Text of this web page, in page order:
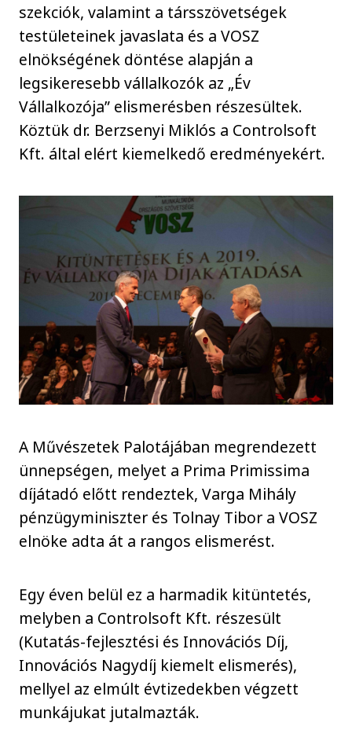
szekciók, valamint a társszövetségek
testületeinek javaslata és a VOSZ
elnökségének döntése alapján a
legsikeresebb vállalkozók az „Év
Vállalkozója” elismerésben részesültek.
Köztük dr. Berzsenyi Miklós a Controlsoft
Kft. által elért kiemelkedő eredményekért.
A Művészetek Palotájában megrendezett
ünnepségen, melyet a Prima Primissima
díjátadó előtt rendeztek, Varga Mihály
pénzügyminiszter és Tolnay Tibor a VOSZ
elnöke adta át a rangos elismerést.
Egy éven belül ez a harmadik kitüntetés,
melyben a Controlsoft Kft. részesült
(Kutatás-fejlesztési és Innovációs Díj,
Innovációs Nagydíj kiemelt elismerés),
mellyel az elmúlt évtizedekben végzett
munkájukat jutalmazták.